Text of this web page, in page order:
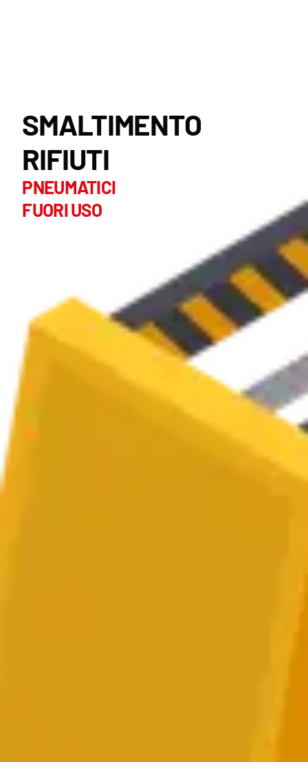
SMALTIMENTO
RIFIUTI
PNEUMATICI
FUORI USO